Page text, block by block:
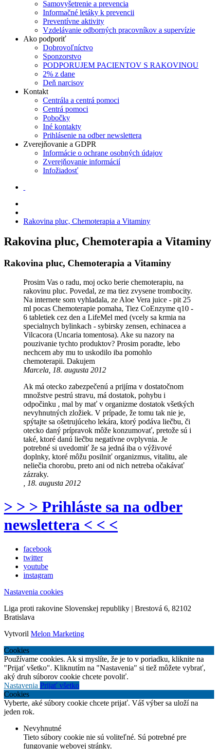
Samovyšetrenie a prevencia
Informačné letáky k prevencii
Preventívne aktivity
Vzdelávanie odborných pracovníkov a supervízie
Ako podporiť
Dobrovoľníctvo
Sponzorstvo
PODPORUJEM PACIENTOV S RAKOVINOU
2% z dane
Deň narcisov
Kontakt
Centrála a centrá pomoci
Centrá pomoci
Pobočky
Iné kontakty
Prihlásenie na odber newslettera
Zverejňovanie a GDPR
Informácie o ochrane osobných údajov
Zverejňovanie informácií
Infožiadosť
Rakovina pluc, Chemoterapia a Vitaminy
Rakovina pluc, Chemoterapia a Vitaminy
Rakovina pluc, Chemoterapia a Vitaminy
Prosim Vas o radu, moj ocko berie chemoterapiu, na
rakovinu pluc. Povedal, ze ma tiez zvysene trombocity.
Na internete som vyhladala, ze Aloe Vera juice - pit 25
ml pocas Chemoterapie pomaha, Tiez CoEnzyme q10 -
6 tabletiek cez den a LifeMel med (vcely sa krmia na
specialnych bylinkach - sybirsky zensen, echinacea a
Vilcacora (Uncaria tomentosa). Ake su nazory na
pouzivanie tychto produktov? Prosim poradte, lebo
nechcem aby mu to uskodilo iba pomohlo
chemoterapii. Dakujem
Marcela, 18. augusta 2012
Ak má otecko zabezpečenú a prijíma v dostatočnom
množstve pestrú stravu, má dostatok, pohybu i
odpočinku , mal by mať v organizme dostatok všetkých
nevyhnutných zložiek. V prípade, že tomu tak nie je,
spýtajte sa ošetrujúceho lekára, ktorý podáva liečbu, či
otecko daný prípravok môže konzumovať, pretože sú i
také, ktoré danú liečbu negatívne ovplyvnia. Je
potrebné si uvedomiť že sa jedná iba o výživové
doplnky, ktoré môžu posilniť organizmus, vitalitu, ale
neliečia chorobu, preto ani od nich netreba očakávať
zázraky.
, 18. augusta 2012
> > > Prihláste sa na odber
newslettera < < <
facebook
twitter
youtube
instagram
Nastavenia cookies
Liga proti rakovine Slovenskej republiky | Brestová 6, 82102
Bratislava
Vytvoril Melon Marketing
Cookies
Používame cookies. Ak si myslíte, že je to v poriadku, kliknite na
"Prijať všetko". Kliknutím na "Nastavenia" si tiež môžete vybrať,
aký druh súborov cookie chcete povoliť.
Nastavenia Prijať všetko
Cookies
Vyberte, aké súbory cookie chcete prijať. Váš výber sa uloží na
jeden rok.
Nevyhnutné
Tieto súbory cookie nie sú voliteľné. Sú potrebné pre
fungovanie webovej stránky.